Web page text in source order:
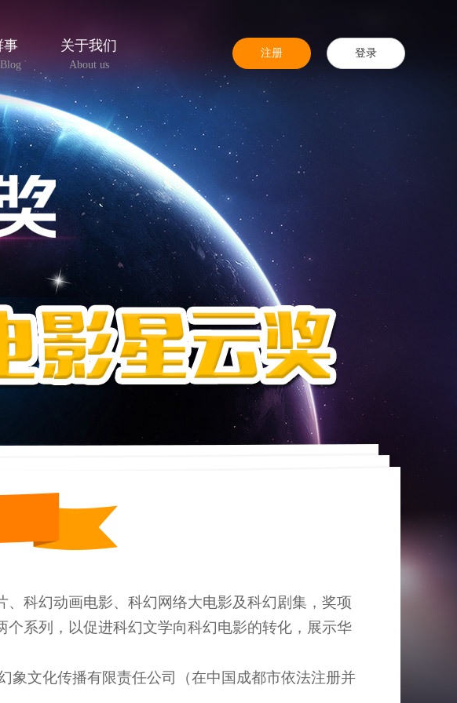
事 关于我们
About us
注册 登录
科幻动画电影、科幻网络大电影及科幻剧集，奖项
系列，以促进科幻文学向科幻电影的转化，展示华
文化传播有限责任公司（在中国成都市依法注册并